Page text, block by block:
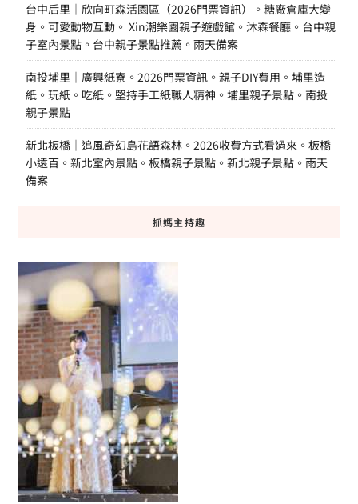
台中后里｜欣向町森活園區（2026門票資訊）。糖廠倉庫大變
身。可愛動物互動。 Xin潮樂園親子遊戲館。沐森餐廳。台中親
子室內景點。台中親子景點推薦。雨天備案
南投埔里｜廣興紙寮。2026門票資訊。親子DIY費用。埔里造
紙。玩紙。吃紙。堅持手工紙職人精神。埔里親子景點。南投
親子景點
新北板橋｜追風奇幻島花語森林。2026收費方式看過來。板橋
小遠百。新北室內景點。板橋親子景點。新北親子景點。雨天
備案
抓媽主持趣